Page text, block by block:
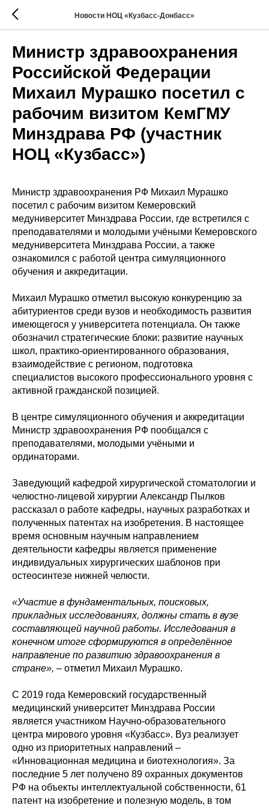
Новости НОЦ «Кузбасс-Донбасс»
Министр здравоохранения
Российской Федерации
Михаил Мурашко посетил с
рабочим визитом КемГМУ
Минздрава РФ (участник
НОЦ «Кузбасс»)
Министр здравоохранения РФ Михаил Мурашко
посетил с рабочим визитом Кемеровский
медуниверситет Минздрава России, где встретился с
преподавателями и молодыми учёными Кемеровского
медуниверситета Минздрава России, а также
ознакомился с работой центра симуляционного
обучения и аккредитации.
Михаил Мурашко отметил высокую конкуренцию за
абитуриентов среди вузов и необходимость развития
имеющегося у университета потенциала. Он также
обозначил стратегические блоки: развитие научных
школ, практико-ориентированного образования,
взаимодействие с регионом, подготовка
специалистов высокого профессионального уровня с
активной гражданской позицией.
В центре симуляционного обучения и аккредитации
Министр здравоохранения РФ пообщался с
преподавателями, молодыми учёными и
ординаторами.
Заведующий кафедрой хирургической стоматологии и
челюстно-лицевой хирургии Александр Пылков
рассказал о работе кафедры, научных разработках и
полученных патентах на изобретения. В настоящее
время основным научным направлением
деятельности кафедры является применение
индивидуальных хирургических шаблонов при
остеосинтезе нижней челюсти.
«Участие в фундаментальных, поисковых,
прикладных исследованиях, должны стать в вузе
составляющей научной работы. Исследования в
конечном итоге сформируются в определённое
направление по развитию здравоохранения в
стране», – отметил Михаил Мурашко.
С 2019 года Кемеровский государственный
медицинский университет Минздрава России
является участником Научно-образовательного
центра мирового уровня «Кузбасс». Вуз реализует
одно из приоритетных направлений –
«Инновационная медицина и биотехнология». За
последние 5 лет получено 89 охранных документов
РФ на объекты интеллектуальной собственности, 61
патент на изобретение и полезную модель, в том